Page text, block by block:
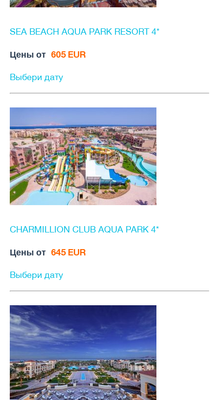
SEA BEACH AQUA PARK RESORT 4*
Цены от 605 EUR
Выбери дату
CHARMILLION CLUB AQUA PARK 4*
Цены от 645 EUR
Выбери дату